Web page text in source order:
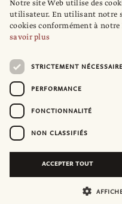
Notre site Web utilise des
utilisateur. En utilisant notre
cookies conformément à
savoir plus
STRICTEMENT
PERFORMANCE
FONCTIONNALITÉ
NON CLASSIFIÉS
ACCEPTER TOUT